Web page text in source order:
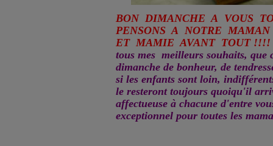
BON DIMANCHE A VOUS
PENSONS A NOTRE
ET MAMIE AVANT TOUT
tous mes meilleurs souhaits, que
dimanche de bonheur, de
si les enfants sont loin,
le resteront toujours quoiqu'il
affectueuse à chacune d'entre
exceptionnel pour toutes les